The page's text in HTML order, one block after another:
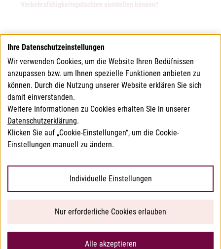
Verkehrsfähigkeitsgutachten ausstellen können?
Wo finde ich Kontaktdaten, zu Institutionen oder
Personen, welche Verkehrsfähigkeitsgutachten
ausstellen können?
Agentur gemäß § 65 LMSVG
Untersuchungsstellen der Länder gemäß § 72 LMSVG
gemäß § 73 LMSVG hierzu berechtigte Personen
Datenschutzerklärung
Sitemap
Ihre Datenschutzeinstellungen
Wir verwenden Cookies, um die Website Ihren Bedüfnissen
anzupassen bzw. um Ihnen spezielle Funktionen anbieten zu
können. Durch die Nutzung unserer Website erklären Sie sich
damit einverstanden.
Weitere Informationen zu Cookies erhalten Sie in unserer
Datenschutzerklärung.
Klicken Sie auf „Cookie-Einstellungen“, um die Cookie-
Einstellungen manuell zu ändern.
Individuelle Einstellungen
Nur erforderliche Cookies erlauben
Alle akzeptieren